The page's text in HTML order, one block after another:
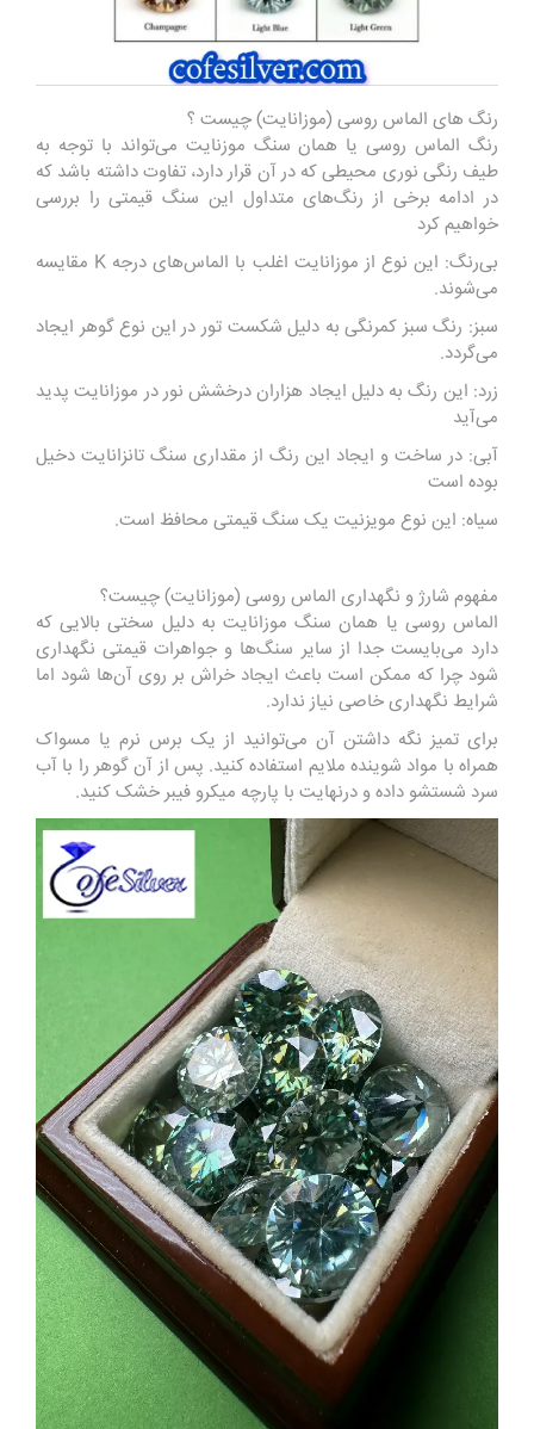
رنگ های الماس روسی (موزانایت) چیست ؟
رنگ الماس روسی یا همان سنگ موزنایت می‌تواند با توجه به
طیف رنگی نوری محیطی که در آن قرار دارد، تفاوت داشته باشد که
در ادامه برخی از رنگ‌های متداول این سنگ قیمتی را بررسی
خواهیم کرد
بی‌رنگ: این نوع از موزانایت اغلب با الماس‌های درجه K مقایسه
می‌شوند.
سبز: رنگ سبز کمرنگی به دلیل شکست تور در این نوع گوهر ایجاد
می‌گردد.
زرد: این رنگ به دلیل ایجاد هزاران درخشش نور در موزانایت پدید
می‌آید
آبی: در ساخت و ایجاد این رنگ از مقداری سنگ تانزانایت دخیل
بوده است
سیاه: این نوع مویزنیت یک سنگ قیمتی محافظ است.
مفهوم شارژ و نگهداری الماس روسی (موزانایت) چیست؟
الماس روسی یا همان سنگ موزانایت به دلیل سختی بالایی که
دارد می‌بایست جدا از سایر سنگ‌ها و جواهرات قیمتی نگهداری
شود چرا که ممکن است باعث ایجاد خراش بر روی آن‌ها شود اما
شرایط نگهداری خاصی نیاز ندارد.
برای تمیز نگه‌ داشتن آن می‌توانید از یک برس نرم یا مسواک
همراه با مواد شوینده ملایم استفاده کنید. پس‌ از آن گوهر را با آب
سرد شستشو داده و درنهایت با پارچه میکرو فیبر خشک‌ کنید.